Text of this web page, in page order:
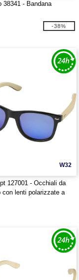
38341 - Bandana
-38%
W32
127001 - Occhiali da
con lenti polarizzate a
rPET/bambù con